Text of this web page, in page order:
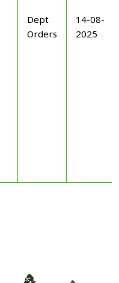
Dept
Orders
14-08-
2025